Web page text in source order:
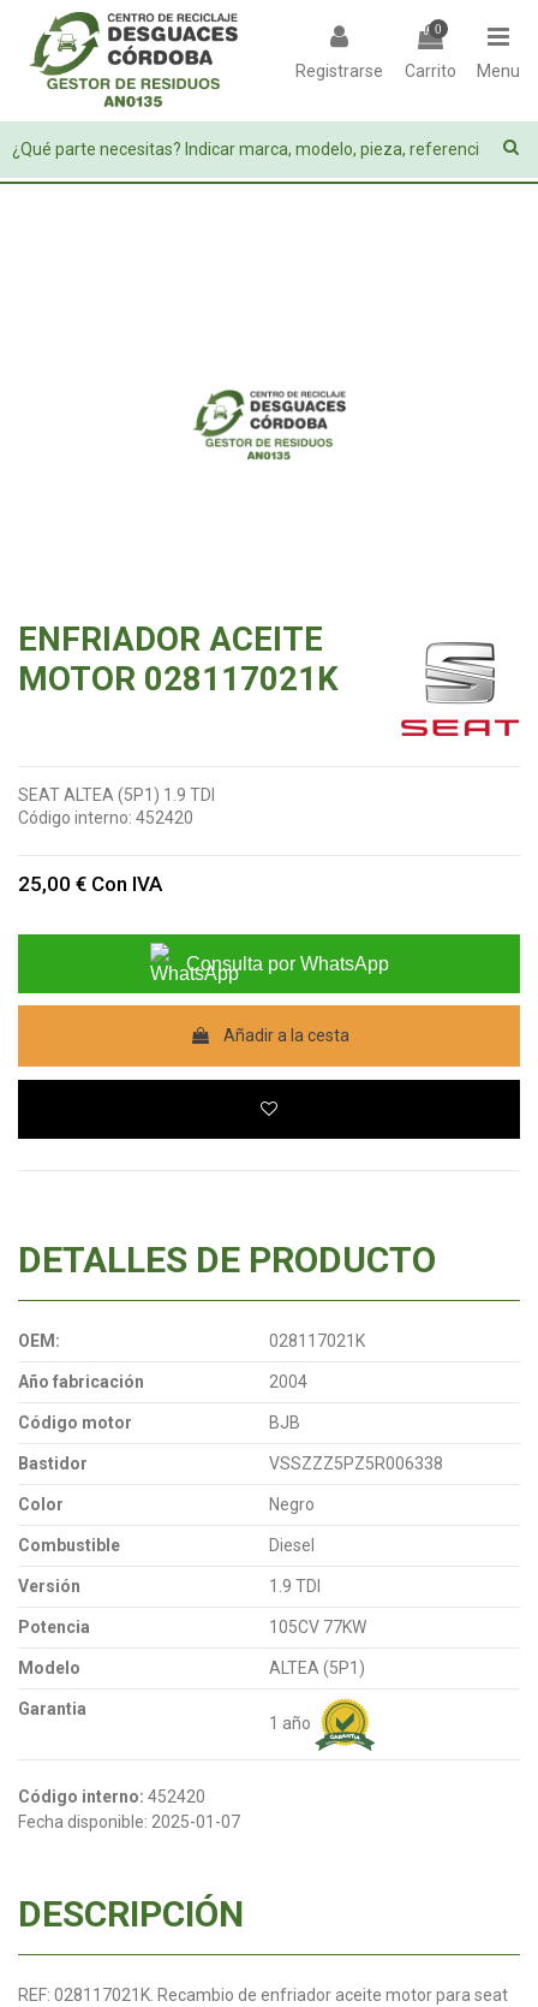
Registrarse
0
Carrito Menu
ENFRIADOR ACEITE
MOTOR 028117021K
SEAT ALTEA (5P1) 1.9 TDI
Código interno: 452420
25,00 € Con IVA
Consulta por WhatsApp
Añadir a la cesta
DETALLES DE PRODUCTO
OEM: 028117021K
Año fabricación 2004
Código motor BJB
Bastidor VSSZZZ5PZ5R006338
Color Negro
Combustible Diesel
Versión 1.9 TDI
Potencia 105CV 77KW
Modelo ALTEA (5P1)
Garantia
1 año
Código interno: 452420
Fecha disponible: 2025-01-07
DESCRIPCIÓN
REF: 028117021K. Recambio de enfriador aceite motor para seat